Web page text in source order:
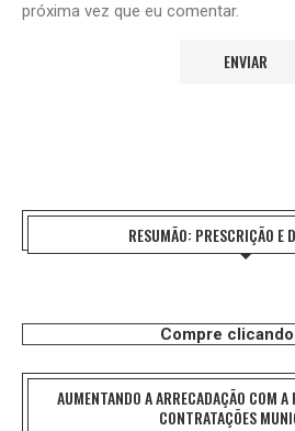
próxima vez que eu comentar.
RESUMÃO: PRESCRIÇÃO E
Compre
AUMENTANDO A ARRECADAÇÃO COM
CONTRATAÇÕES